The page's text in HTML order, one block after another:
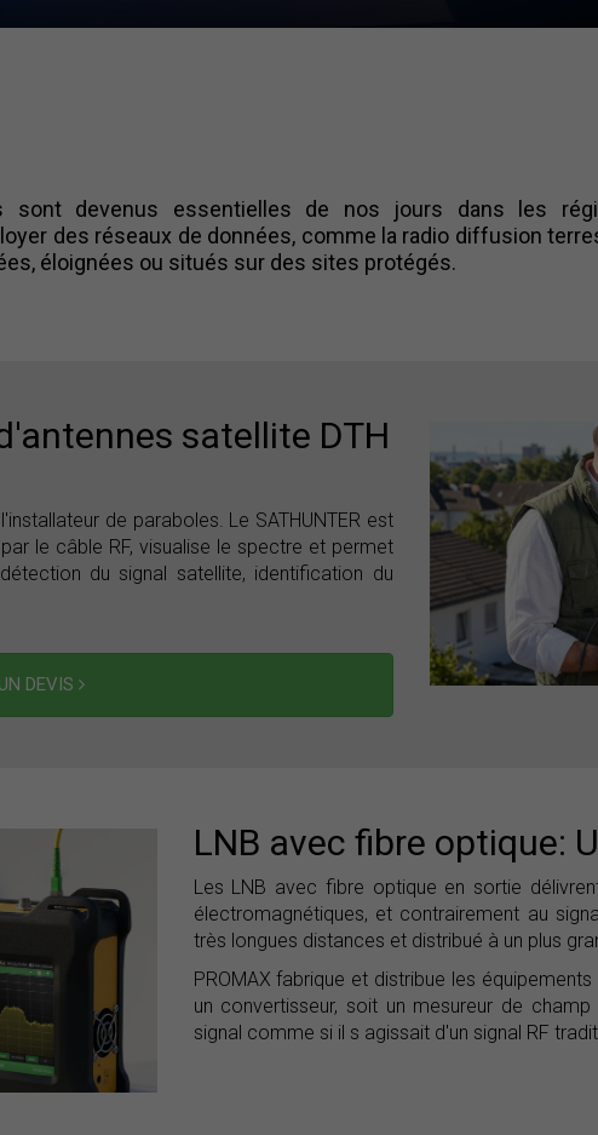
sont devenus essentielles de nos jours dans les
des réseaux de données, comme la radio diffusion
éloignées ou situés sur des sites protégés.
satellite DTH
de paraboles. Le SATHUNTER est
le câble RF, visualise le spectre et permet
du signal satellite, identification du
DEVIS
LNB avec fibre optique:
Les LNB avec fibre optique en sortie
électromagnétiques, et contrairement au
très longues distances et distribué à un plus
PROMAX fabrique et distribue les
un convertisseur, soit un mesureur de
signal comme si il s agissait d'un signal RF